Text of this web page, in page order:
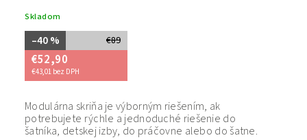
Skladom
€89
–40 %
€52,90
€43,01 bez DPH
Modulárna skriňa je výborným riešením, ak
potrebujete rýchle a jednoduché riešenie do
šatníka, detskej izby, do práčovne alebo do šatne.